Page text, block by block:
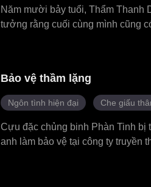
Năm mười bảy tuổi, Thẩm Thanh
tưởng rằng cuối cùng mình cũng
không ai ngờ rằng nơi ấy bề
hạ khiến Thẩm Thanh Dư mình
lại nhận được tin mình mắc bệnh
tình thân, quyết tâm trước khi
Bảo vệ thầm lặng
Ngôn tình hiện đại Che giấu
Cựu đặc chủng binh Phàn Tinh bị
anh làm bảo vệ tại công ty truyền